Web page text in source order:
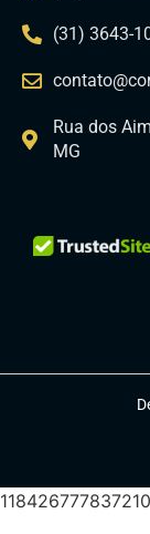
(31) 3643-
Rua dos
MG